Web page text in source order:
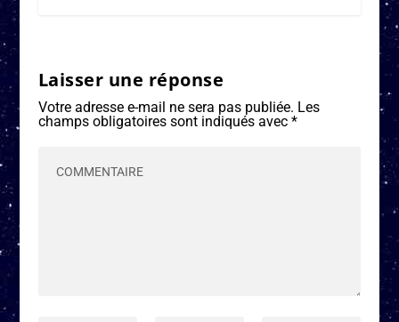
Laisser une réponse
Votre adresse e-mail ne sera pas publiée. Les
champs obligatoires sont indiqués avec *